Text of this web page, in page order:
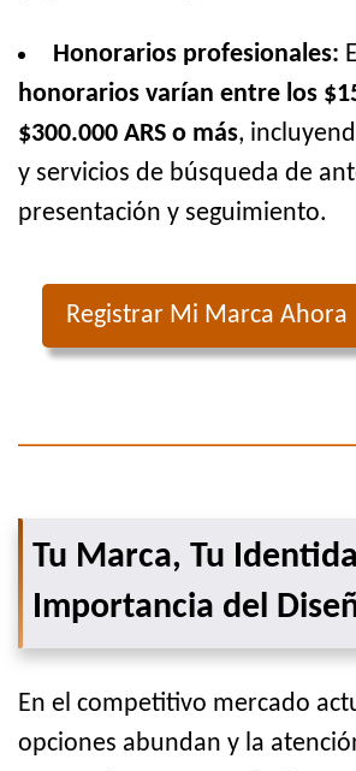
Honorarios profesionales:
honorarios varían entre los
$300.000 ARS o más,
y servicios de búsqueda de
presentación y seguimiento.
Registrar Mi Marca Ahora
Tu Marca, Tu
Importancia del
En el competitivo mercado
opciones abundan y la